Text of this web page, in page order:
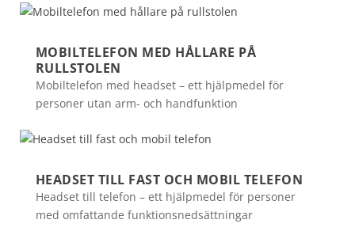
MOBILTELEFON MED HÅLLARE PÅ
RULLSTOLEN
Mobiltelefon med headset – ett hjälpmedel för
personer utan arm- och handfunktion
HEADSET TILL FAST OCH MOBIL TELEFON
Headset till telefon – ett hjälpmedel för personer
med omfattande funktionsnedsättningar